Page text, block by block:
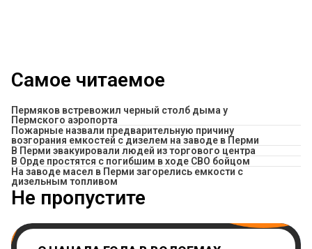
Самое читаемое
Пермяков встревожил черный столб дыма у
Пермского аэропорта
Пожарные назвали предварительную причину
возгорания емкостей с дизелем на заводе в Перми
В Перми эвакуировали людей из торгового центра
В Орде простятся с погибшим в ходе СВО бойцом
На заводе масел в Перми загорелись емкости с
дизельным топливом
Не пропустите